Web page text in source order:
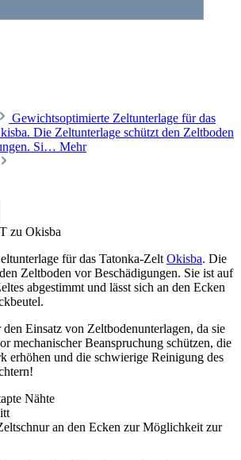
Gewichtsoptimierte Zeltunterlage für das
Die Zeltunterlage schützt den Zeltboden
Si… Mehr
zu Okisba
für das Tatonka-Zelt Okisba. Die
Zeltboden vor Beschädigungen. Sie ist auf
abgestimmt und lässt sich an den Ecken
Einsatz von Zeltbodenunterlagen, da sie
mechanischer Beanspruchung schützen, die
erhöhen und die schwierige Reinigung des
Nähte
an den Ecken zur Möglichkeit zur